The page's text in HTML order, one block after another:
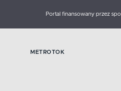
Portal finansowany przez
METROTOK